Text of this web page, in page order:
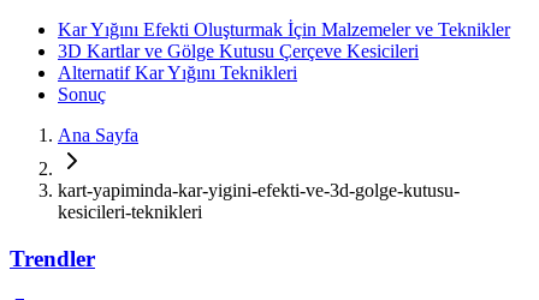
Kar Yığını Efekti Oluşturmak İçin Malzemeler ve Teknikler
3D Kartlar ve Gölge Kutusu Çerçeve Kesicileri
Alternatif Kar Yığını Teknikleri
Sonuç
Ana Sayfa
kart-yapiminda-kar-yigini-efekti-ve-3d-golge-kutusu-
kesicileri-teknikleri
Trendler